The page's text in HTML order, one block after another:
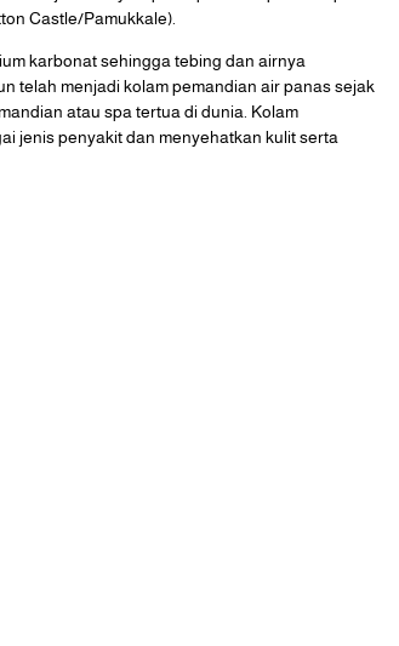
Castle/Pamukkale).
karbonat sehingga tebing dan airnya
telah menjadi kolam pemandian air panas sejak
atau spa tertua di dunia. Kolam
jenis penyakit dan menyehatkan kulit serta